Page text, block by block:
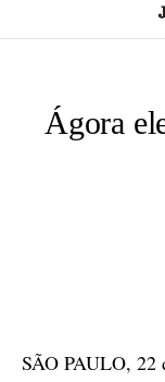
Ágora
SÃO PAULO, 22